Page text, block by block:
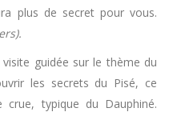
plus de secret pour vous.
guidée sur le thème du
les secrets du Pisé, ce
typique du Dauphiné.